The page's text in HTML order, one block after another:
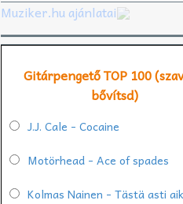
Muziker.hu ajánlatai
Gitárpengető TOP 100
bővítsd)
J.J. Cale - Cocaine
Motörhead - Ace of spades
Kolmas Nainen - Tästä asti